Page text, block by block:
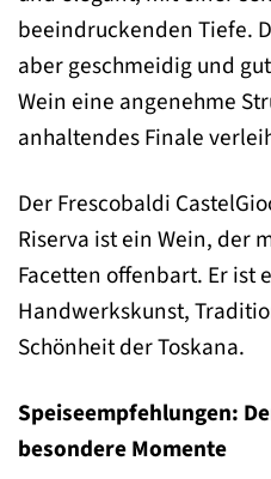
beeindruckenden Tiefe.
aber geschmeidig und
Wein eine angenehme
anhaltendes Finale
Der Frescobaldi
Riserva ist ein Wein, der
Facetten offenbart. Er ist
Handwerkskunst,
Schönheit der Toskana.
Speiseempfehlungen:
besondere Momente